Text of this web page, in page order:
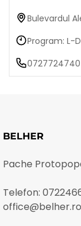
Bulevardul
Program: L-
0727724740
BELHER
Pache
Telefon:
office@belher.ro